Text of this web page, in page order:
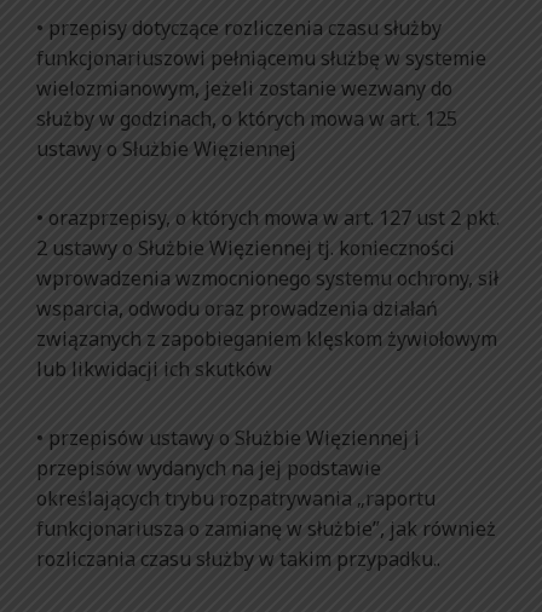
• przepisy dotyczące rozliczenia czasu służby
funkcjonariuszowi pełniącemu służbę w systemie
wielozmianowym, jeżeli zostanie wezwany do
służby w godzinach, o których mowa w art. 125
ustawy o Służbie Więziennej
• orazprzepisy, o których mowa w art. 127 ust 2 pkt.
2 ustawy o Służbie Więziennej tj. konieczności
wprowadzenia wzmocnionego systemu ochrony, sił
wsparcia, odwodu oraz prowadzenia działań
związanych z zapobieganiem klęskom żywiołowym
lub likwidacji ich skutków
• przepisów ustawy o Służbie Więziennej i
przepisów wydanych na jej podstawie
określających trybu rozpatrywania „raportu
funkcjonariusza o zamianę w służbie”, jak również
rozliczania czasu służby w takim przypadku..